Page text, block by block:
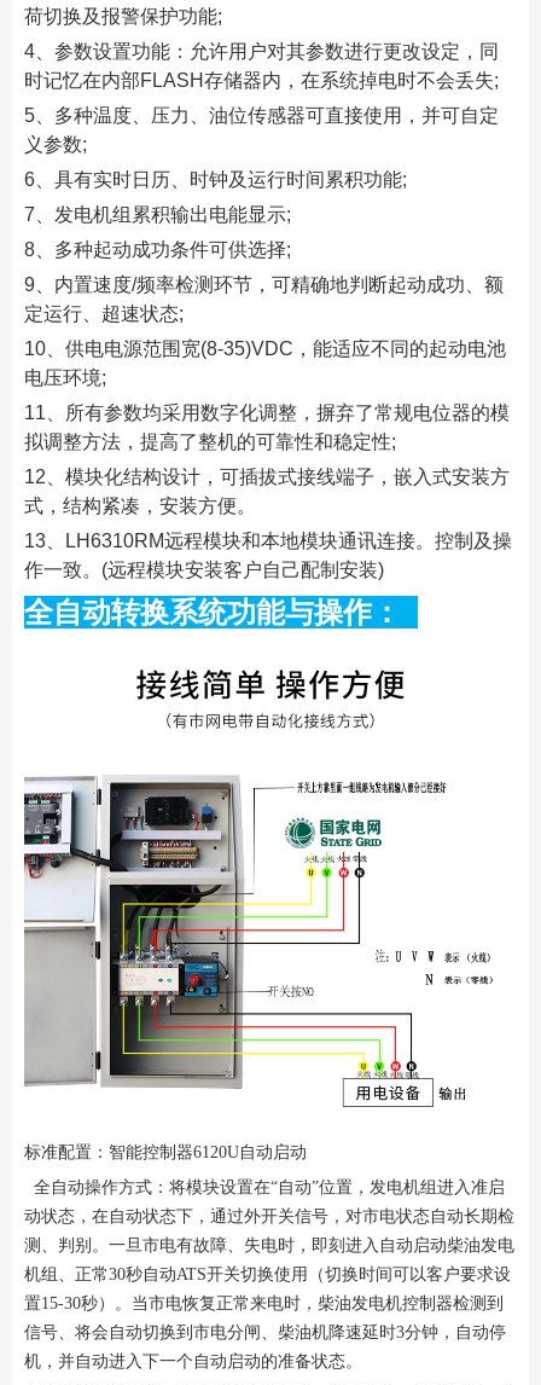
荷切换及报警保护功能;
4、参数设置功能：允许用户对其参数进行更改设定，同
时记忆在内部FLASH存储器内，在系统掉电时不会丢失;
5、多种温度、压力、油位传感器可直接使用，并可自定
义参数;
6、具有实时日历、时钟及运行时间累积功能;
7、发电机组累积输出电能显示;
8、多种起动成功条件可供选择;
9、内置速度/频率检测环节，可精确地判断起动成功、额
定运行、超速状态;
10、供电电源范围宽(8-35)VDC，能适应不同的起动电池
电压环境;
11、所有参数均采用数字化调整，摒弃了常规电位器的模
拟调整方法，提高了整机的可靠性和稳定性;
12、模块化结构设计，可插拔式接线端子，嵌入式安装方
式，结构紧凑，安装方便。
13、LH6310RM远程模块和本地模块通讯连接。控制及操
作一致。(远程模块安装客户自己配制安装)
全自动转换系统功能与操作：
标准配置：智能控制器6120U自动启动
全自动操作方式：将模块设置在“自动”位置，发电机组进入准启
动状态，在自动状态下，通过外开关信号，对市电状态自动长期检
测、判别。一旦市电有故障、失电时，即刻进入自动启动柴油发电
机组、正常30秒自动ATS开关切换使用（切换时间可以客户要求设
置15-30秒）。当市电恢复正常来电时，柴油发电机控制器检测到
信号、将会自动切换到市电分闸、柴油机降速延时3分钟，自动停
机，并自动进入下一个自动启动的准备状态。